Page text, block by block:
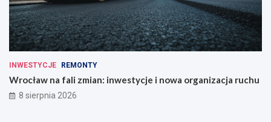
INWESTYCJE REMONTY
Wrocław na fali zmian: inwestycje i nowa organizacja ruchu
8 sierpnia 2026